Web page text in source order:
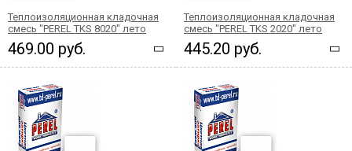
Теплоизоляционная кладочная
смесь "PEREL TKS 8020" лето
469.00 руб.
Теплоизоляционная кладочная
смесь "PEREL TKS 2020" лето
445.20 руб.